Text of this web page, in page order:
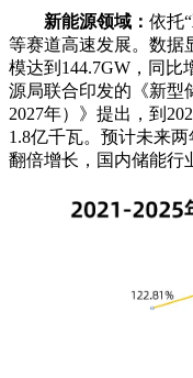
新能源领域： 依托
等赛道高速发展。数据
模达到144.7GW，同比
源局联合印发的《新型
2027年）》提出，到
1.8亿千瓦。预计未来
翻倍增长，国内储能行